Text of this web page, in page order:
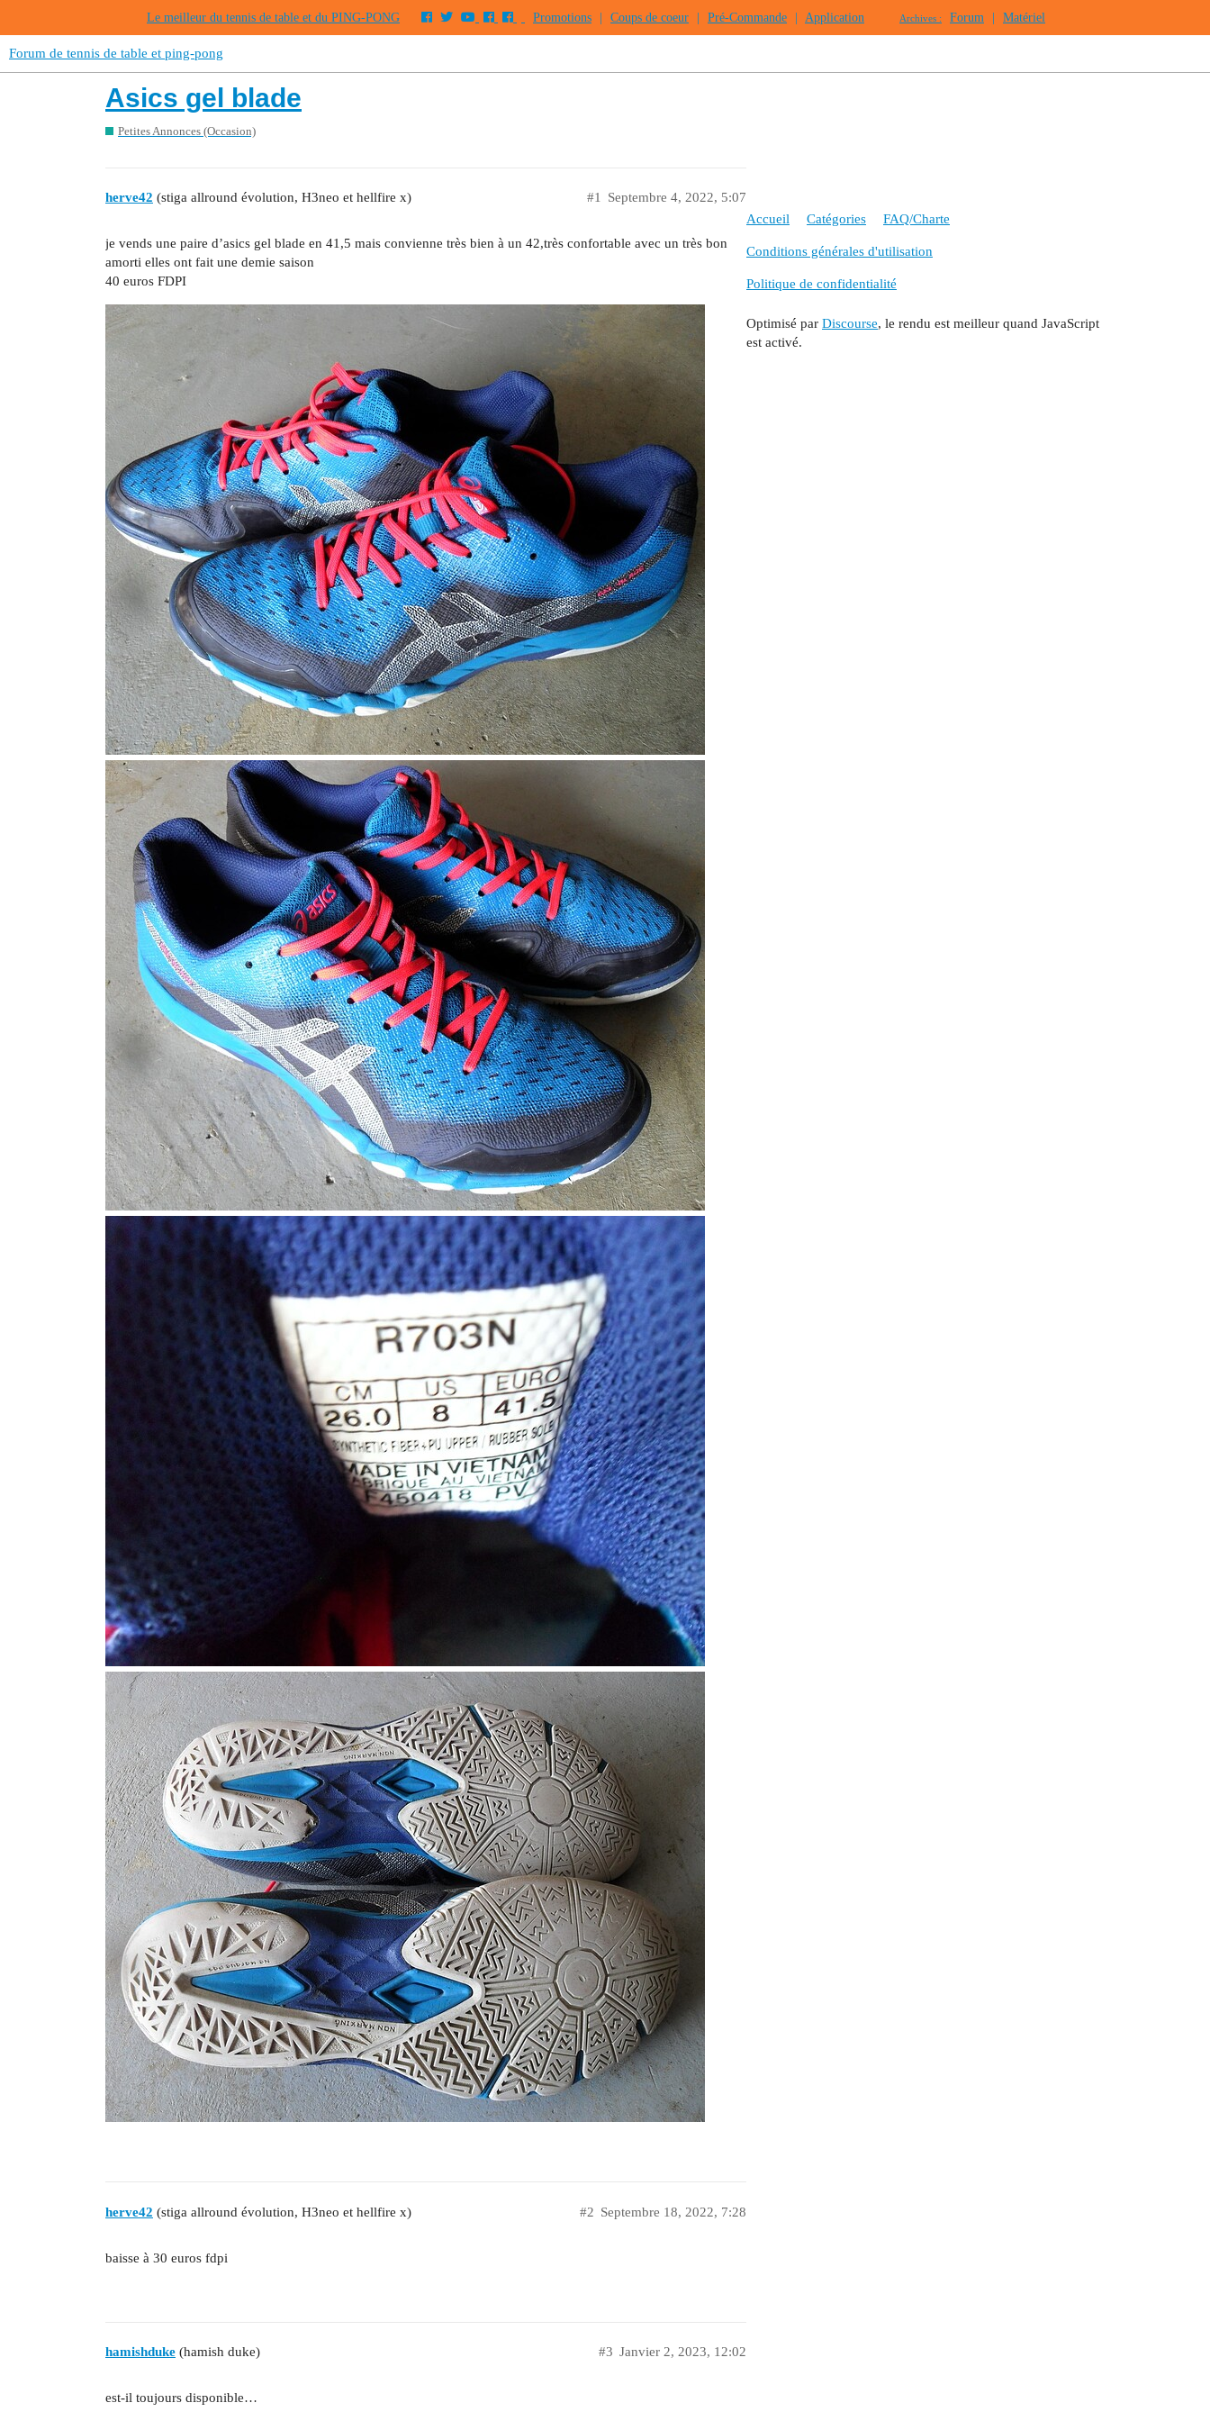
Le meilleur du tennis de table et du PING-PONG Promotions Coups de coeur Pré-Commande Application Archives : Forum Matériel
Forum de tennis de table et ping-pong
Asics gel blade
Petites Annonces (Occasion)
herve42 (stiga allround évolution, H3neo et hellfire x) Septembre 4, 2022, 5:07
#1
je vends une paire d’asics gel blade en 41,5 mais convienne très bien à un 42,très confortable avec un très bon
amorti elles ont fait une demie saison
40 euros FDPI
herve42 (stiga allround évolution, H3neo et hellfire x) Septembre 18, 2022, 7:28
#2
baisse à 30 euros fdpi
hamishduke (hamish duke) Janvier 2, 2023, 12:02
#3
est-il toujours disponible…
Accueil Catégories FAQ/Charte
Conditions générales d'utilisation
Politique de confidentialité
Optimisé par Discourse, le rendu est meilleur quand JavaScript
est activé.